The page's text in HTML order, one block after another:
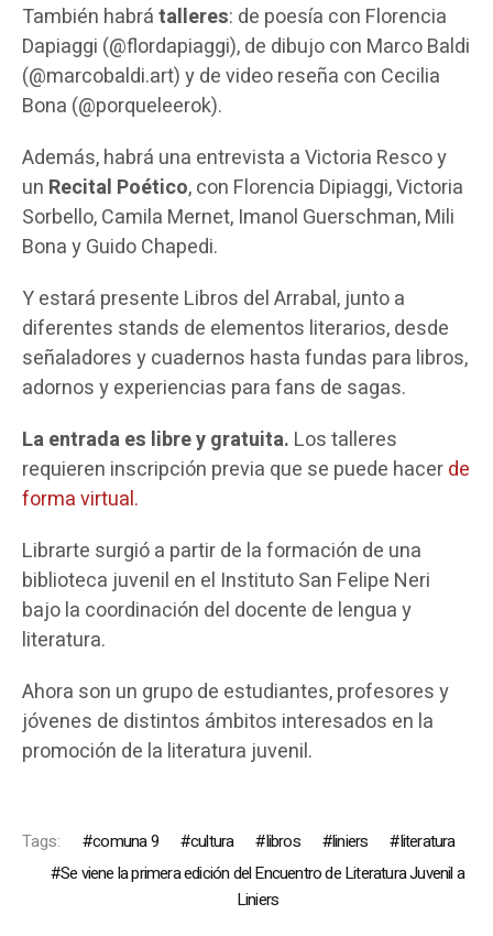
También habrátalleres: de poesía con Florencia
Dapiaggi (@flordapiaggi), de dibujo con Marco Baldi
(@marcobaldi.art) y de video reseña con Cecilia
Bona (@porqueleerok).
Además, habrá una entrevista a Victoria Resco y
un Recital Poético, con Florencia Dipiaggi, Victoria
Sorbello, Camila Mernet, Imanol Guerschman, Mili
Bona y Guido Chapedi.
Y estará presente Libros del Arrabal, junto a
diferentes stands de elementos literarios, desde
señaladores y cuadernos hasta fundas para libros,
adornos y experiencias para fans de sagas.
La entrada es libre y gratuita. Los talleres
requieren inscripción previa que se puede hacerde
forma virtual.
Librarte surgió a partir de la formación de una
biblioteca juvenil en el Instituto San Felipe Neri
bajo la coordinación del docente de lengua y
literatura.
Ahora son un grupo de estudiantes, profesores y
jóvenes de distintos ámbitos interesados en la
promoción de la literatura juvenil.
Tags: comuna 9 cultura libros liniers
literatura
Se viene la primera edición del Encuentro de Literatura Juvenil a
Liniers